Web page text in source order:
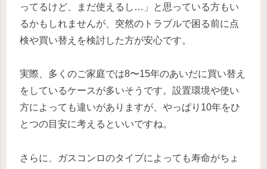
ってるけど、まだ使えるし…」と思っている方もい
るかもしれませんが、突然のトラブルで困る前に点
検や買い替えを検討した方が安心です。
実際、多くのご家庭では8〜15年のあいだに買い替え
をしているケースが多いそうです。設置環境や使い
方によっても違いがありますが、やっぱり10年をひ
とつの目安に考えるといいですね。
さらに、ガスコンロのタイプによっても寿命がちょ